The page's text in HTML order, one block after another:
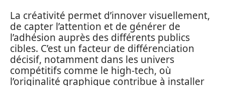
La créativité permet d’innover visuellement,
de capter l’attention et de générer de
l’adhésion auprès des différents publics
cibles. C’est un facteur de différenciation
décisif, notamment dans les univers
compétitifs comme le high-tech, où
l’originalité graphique contribue à installer